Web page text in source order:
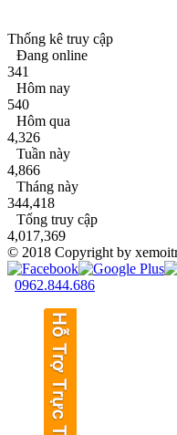
Thống kê truy cập
Đang online
341
Hôm nay
540
Hôm qua
4,326
Tuần này
4,866
Tháng này
344,418
Tổng truy cập
4,017,369
© 2018 Copyright by
0962.844.686